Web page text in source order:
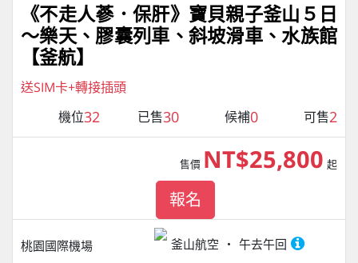
《不走人蔘．保肝》寶貝親子釜山５日
～樂天、膠囊列車、斜坡滑車、水族館
【釜航】
送SIM卡+轉接插頭
機位32 已售30 候補0 可售2
桃園國際機場 釜山航空 午去午回
售價 NT$25,800 起
報名